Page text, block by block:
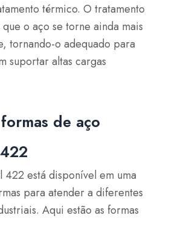
térmico. O tratamento
o aço se torne ainda mais
tornando-o adequado para
suportar altas cargas
de aço
422 está disponível em uma
para atender a diferentes
Aqui estão as formas